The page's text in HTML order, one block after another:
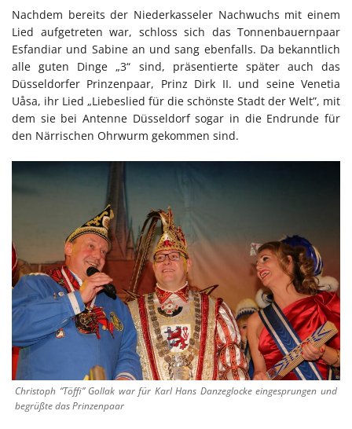
Nachdem bereits der Niederkasseler Nachwuchs mit einem
Lied aufgetreten war, schloss sich das Tonnenbauernpaar
Esfandiar und Sabine an und sang ebenfalls. Da bekanntlich
alle guten Dinge „3“ sind, präsentierte später auch das
Düsseldorfer Prinzenpaar, Prinz Dirk II. und seine Venetia
Uåsa, ihr Lied „Liebeslied für die schönste Stadt der Welt”, mit
dem sie bei Antenne Düsseldorf sogar in die Endrunde für
den Närrischen Ohrwurm gekommen sind.
Christoph “Töffi” Gollak war für Karl Hans Danzeglocke eingesprungen und
begrüßte das Prinzenpaar